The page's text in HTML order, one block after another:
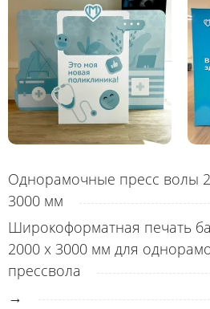
Однорамочные пресс волы
3000 мм
Широкоформатная печать
2000 х 3000 мм для
прессвола
→